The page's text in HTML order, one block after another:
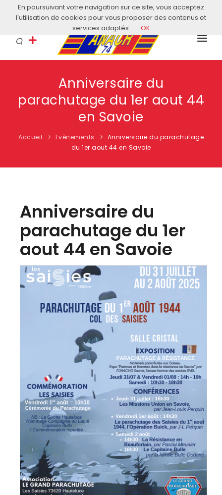
Courriel: contact@anacr74.fr
L’ANACR
EVÈNEMENTS
COMITÉS LOCAUX
HISTOIRE & EDUCATION
Anniversaire du
parachutage du 1er aout 44
en Savoie
Accueil Evènements
Anniversaire du parachutage
du 1er aout 44 en Savoie
Anniversaire du
parachutage du 1er
aout 44 en Savoie
En poursuivant votre navigation sur ce site, vous acceptez
l'utilisation de cookies pour vous proposer des contenus et
services adaptés
OK